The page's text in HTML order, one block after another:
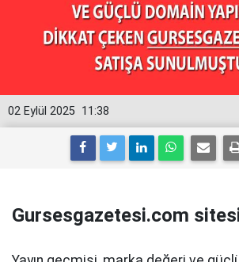
11:38
02 Eylül 2025
Gursesgazetesi.com sitesi